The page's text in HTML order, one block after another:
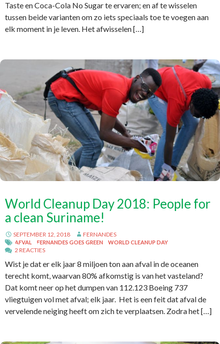
Taste en Coca-Cola No Sugar te ervaren; en af te wisselen
tussen beide varianten om zo iets speciaals toe te voegen aan
elk moment in je leven. Het afwisselen […]
World Cleanup Day 2018: People for
a clean Suriname!
SEPTEMBER 12, 2018 FERNANDES
AFVAL FERNANDES GOES GREEN WORLD CLEANUP DAY
2 REACTIES
Wist je dat er elk jaar 8 miljoen ton aan afval in de oceanen
terecht komt, waarvan 80% afkomstig is van het vasteland?
Dat komt neer op het dumpen van 112.123 Boeing 737
vliegtuigen vol met afval; elk jaar. Het is een feit dat afval de
vervelende neiging heeft om zich te verplaatsen. Zodra het […]